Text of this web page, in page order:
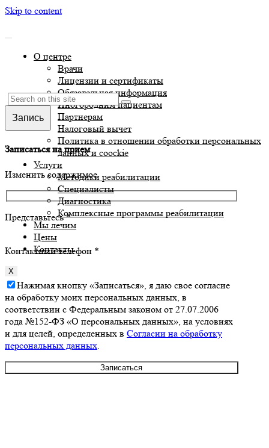
Skip to content
О центре
Врачи
Лицензии и сертификаты
Обязательная информация
Иногородним пациентам
Партнерам
Налоговый вычет
Политика в отношении обработки персональных
данных и coockie
Услуги
Методики реабилитации
Специалисты
Диагностика
Комплексные программы реабилитации
Мы лечим
Цены
Контакты
X
Запись
Записаться на прием
Изменить содержимое
Представьтесь *
Контактный телефон *
Нажимая кнопку «Записаться», я даю свое согласие
на обработку моих персональных данных, в
соответствии с Федеральным законом от 27.07.2006
года №152-ФЗ «О персональных данных», на условиях
и для целей, определенных в Согласии на обработку
персональных данных.